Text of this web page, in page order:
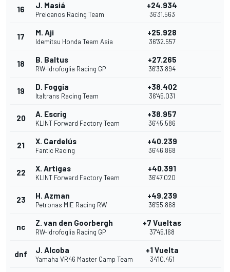
16 J. Masiá
Preicanos Racing Team
+24.934
36'31.563
17 M. Aji
Idemitsu Honda Team Asia
+25.928
36'32.557
18 B. Baltus
RW-Idrofoglia Racing GP
+27.265
36'33.894
19 D. Foggia
Italtrans Racing Team
+38.402
36'45.031
20 A. Escrig
KLINT Forward Factory Team
+38.957
36'45.586
21 X. Cardelús
Fantic Racing
+40.239
36'46.868
22 X. Artigas
KLINT Forward Factory Team
+40.391
36'47.020
23 H. Azman
Petronas MIE Racing RW
+49.239
36'55.868
nc Z. van den Goorbergh
RW-Idrofoglia Racing GP
+7 Vueltas
37'45.168
dnf J. Alcoba
Yamaha VR46 Master Camp Team
+1 Vuelta
34'10.451